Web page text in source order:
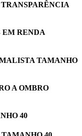
EM RENDA
TAMANHO
A OMBRO
40